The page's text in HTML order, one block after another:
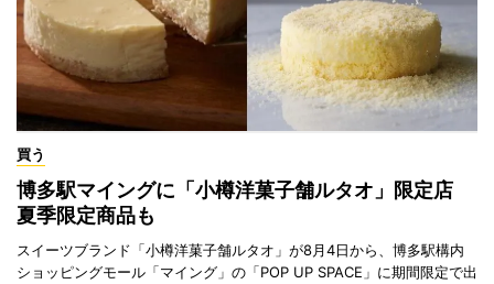
買う
博多駅マイングに「小樽洋菓子舗ルタオ」限定店
夏季限定商品も
スイーツブランド「小樽洋菓子舗ルタオ」が8月4日から、博多駅構内
ショッピングモール「マイング」の「POP UP SPACE」に期間限定で出